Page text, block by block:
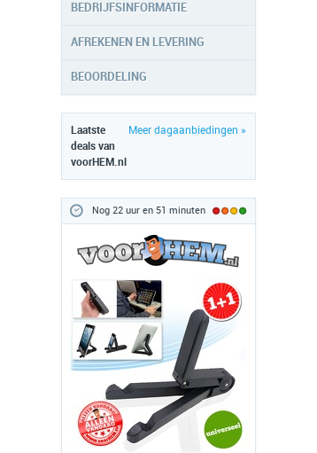
BEDRIJFSINFORMATIE
AFREKENEN EN LEVERING
BEOORDELING
Meer dagaanbiedingen »
Laatste
deals van
voorHEM.nl
Nog 22 uur en 51 minuten